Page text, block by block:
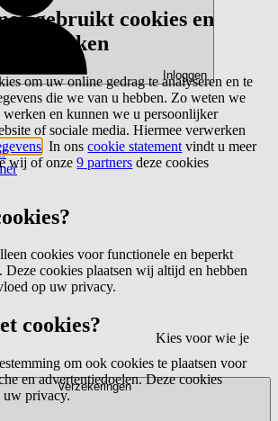
Inloggen
Kies voor wie je
Verzekeringen
gebruikt cookies en
technieken
om uw online gedrag te analyseren en te
die we van u hebben. Zo weten we
werken en kunnen we u persoonlijker
of sociale media. Hiermee verwerken
. In onscookie statement vindt u meer
wij of onze9 partners deze cookies
cookies voor functionele en beperkt
Deze cookies plaatsen wij altijd en hebben
op uw privacy.
cookies?
om ook cookies te plaatsen voor
en advertentiedoelen. Deze cookies
uw privacy.